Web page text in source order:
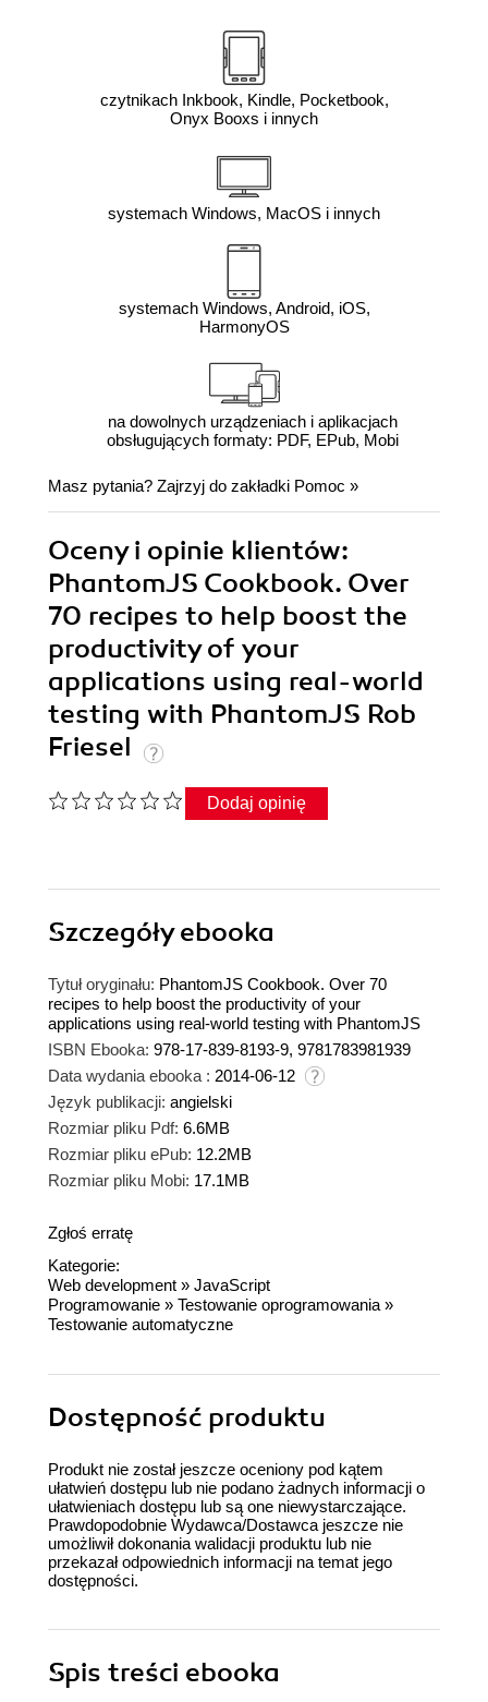
czytnikach Inkbook, Kindle, Pocketbook,
Onyx Booxs i innych
systemach Windows, MacOS i innych
systemach Windows, Android, iOS,
HarmonyOS
na dowolnych urządzeniach i aplikacjach
obsługujących formaty: PDF, EPub, Mobi
Masz pytania? Zajrzyj do zakładki Pomoc »
Oceny i opinie klientów:
PhantomJS Cookbook. Over
70 recipes to help boost the
productivity of your
applications using real-world
testing with PhantomJS Rob
Friesel
Dodaj opinię
Szczegółyebooka
Tytuł oryginału: PhantomJS Cookbook. Over 70
recipes to help boost the productivity of your
applications using real-world testing with PhantomJS
ISBN Ebooka: 978-17-839-8193-9, 9781783981939
Data wydania ebooka : 2014-06-12
Język publikacji: angielski
Rozmiar pliku Pdf: 6.6MB
Rozmiar pliku ePub: 12.2MB
Rozmiar pliku Mobi: 17.1MB
Zgłoś erratę
Kategorie:
Web development » JavaScript
Programowanie » Testowanie oprogramowania »
Testowanie automatyczne
Dostępność produktu
Produkt nie został jeszcze oceniony pod kątem
ułatwień dostępu lub nie podano żadnych informacji o
ułatwieniach dostępu lub są one niewystarczające.
Prawdopodobnie Wydawca/Dostawca jeszcze nie
umożliwił dokonania walidacji produktu lub nie
przekazał odpowiednich informacji na temat jego
dostępności.
Spis treści ebooka